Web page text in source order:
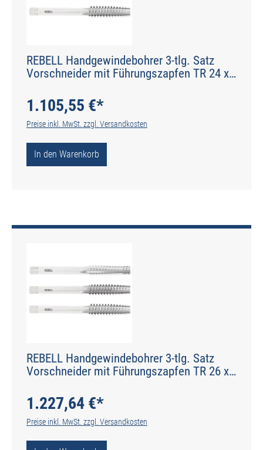
REBELL Handgewindebohrer 3-tlg. Satz
Vorschneider mit Führungszapfen TR 24 x
- Typ N
1.105,55 €*
Preise inkl. MwSt. zzgl. Versandkosten
In den Warenkorb
REBELL Handgewindebohrer 3-tlg. Satz
Vorschneider mit Führungszapfen TR 26 x
- Typ N
1.227,64 €*
Preise inkl. MwSt. zzgl. Versandkosten